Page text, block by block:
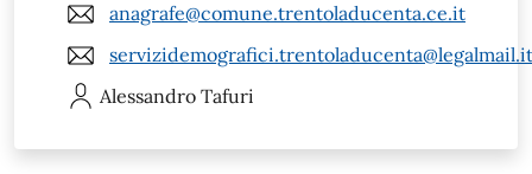
anagrafe@comune.trentoladucenta.ce.it
servizidemografici.trentoladucenta@legalmail.it
Alessandro Tafuri